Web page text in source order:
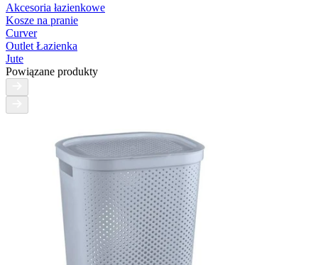
Akcesoria łazienkowe
Kosze na pranie
Curver
Outlet Łazienka
Jute
Powiązane produkty